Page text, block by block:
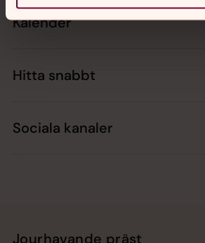
Kalender
Hitta snabbt
Sociala kanaler
Jourhavande präst